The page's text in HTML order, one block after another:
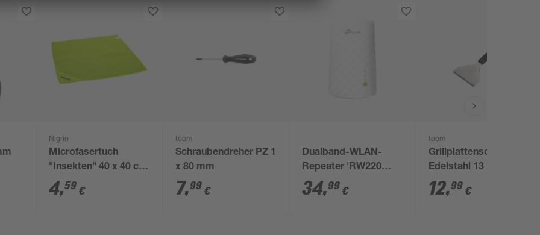
Nigrin
Microfasertuch
"Insekten" 40 x 40 cm
grün
4,59 €
toom
Schraubendreher PZ 1
x 80 mm
7,99 €
Dualband-WLAN-
Repeater 'RW220
AC750' 750Mbit/s 2.4
GHz, 5 GHz
34,99 €
toom
Grillplattenschaber
Edelstahl 13 x 28 cm
12,99 €